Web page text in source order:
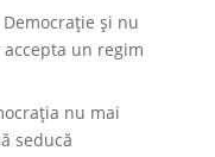
Democrație și nu
un regim
nu mai
seducă